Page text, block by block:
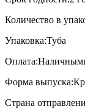
Количество в
Упаковка:Туба
Оплата:
Форма выпуска:
Страна